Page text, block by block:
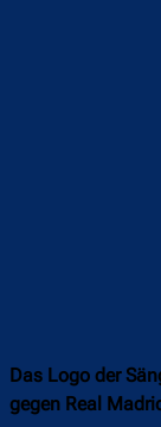
Das Logo der
gegen Real